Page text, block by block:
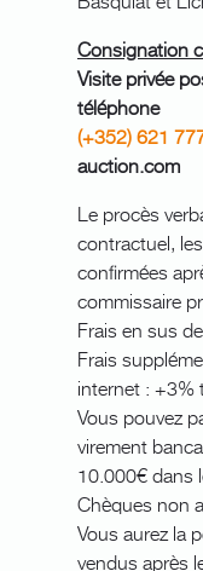
Consignation
Visite privée
téléphone
(+352) 621
auction.com
Le procès
contractuel,
confirmées
commissaire
Frais en sus
Frais
internet : +3%
Vous pouvez
virement
10.000€ dans
Chèques non
Vous aurez la
vendus après